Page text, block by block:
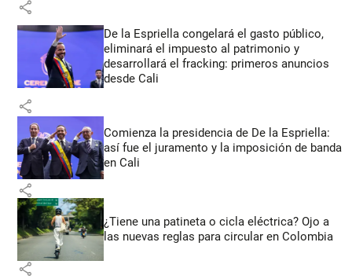
share
De la Espriella congelará el gasto público,
eliminará el impuesto al patrimonio y
desarrollará el fracking: primeros anuncios
desde Cali
share
Comienza la presidencia de De la Espriella:
así fue el juramento y la imposición de banda
en Cali
share
¿Tiene una patineta o cicla eléctrica? Ojo a
las nuevas reglas para circular en Colombia
share